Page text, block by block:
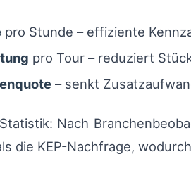
pro Stunde – effiziente
pro Tour – reduziert
– senkt
Nach
die KEP-Nachfrage,